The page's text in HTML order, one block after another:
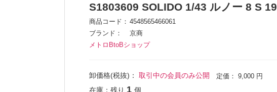
S1803609 SOLIDO 1/43 ルノー 8 S
商品コード
4548565466061
ブランド
京商
メトロBtoBショップ
卸価格(税抜)： 取引中の会員のみ公開 定価： 9,000 円
在庫：残り 1 個